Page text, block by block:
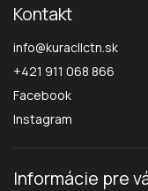
Kontakt
info@kuracllctn.sk
+421 911 068 866
Facebook
Instagram
Informácie pre